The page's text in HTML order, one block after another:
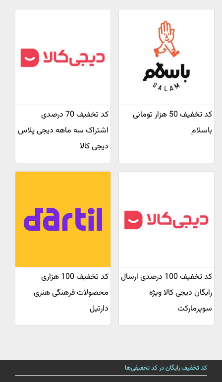
کد تخفیف 50 هزار تومانی
باسلام
کد تخفیف 70 درصدی
اشتراک سه ماهه دیجی پلاس
دیجی کالا
کد تخفیف 100 درصدی ارسال
رایگان دیجی کالا ویژه
سوپرمارکت
کد تخفیف 100 هزاری
محصولات فرهنگی هنری
دارتیل
کد تخفیف رایگان در کد تخفیفی‌ها